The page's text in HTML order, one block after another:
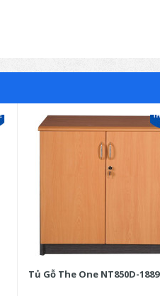
Tủ Gỗ The One NT850D-1889